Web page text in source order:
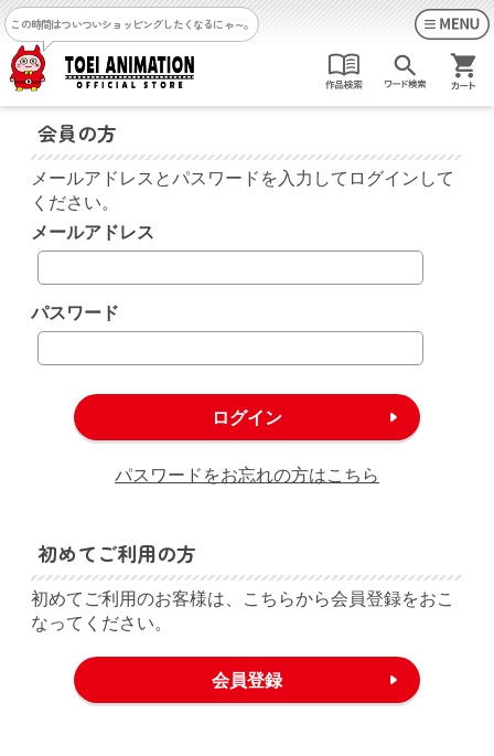
この時間はついついショッピングしたくなるにゃ～。
会員の方
メールアドレスとパスワードを入力してログインして
ください。
メールアドレス
パスワード
パスワードをお忘れの方はこちら
初めてご利用の方
初めてご利用のお客様は、こちらから会員登録をおこ
なってください。